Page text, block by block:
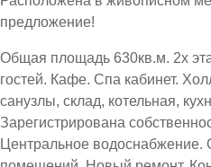
предложение!
Общая площадь 630кв.м. 2х
гостей. Кафе. Спа кабинет.
санузлы, склад, котельная,
Зарегистрирована
Центральное водоснабжение.